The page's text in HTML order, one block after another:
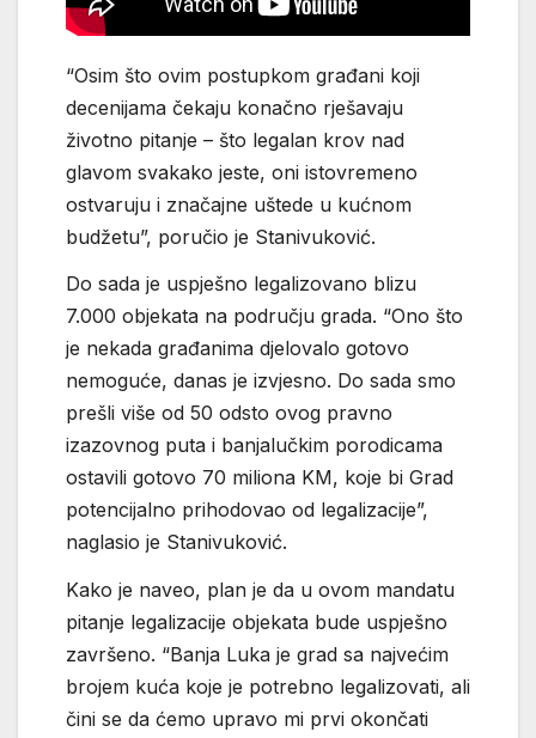
“Osim što ovim postupkom građani koji
decenijama čekaju konačno rješavaju
životno pitanje – što legalan krov nad
glavom svakako jeste, oni istovremeno
ostvaruju i značajne uštede u kućnom
budžetu”, poručio je Stanivuković.
Do sada je uspješno legalizovano blizu
7.000 objekata na području grada. “Ono što
je nekada građanima djelovalo gotovo
nemoguće, danas je izvjesno. Do sada smo
prešli više od 50 odsto ovog pravno
izazovnog puta i banjalučkim porodicama
ostavili gotovo 70 miliona KM, koje bi Grad
potencijalno prihodovao od legalizacije”,
naglasio je Stanivuković.
Kako je naveo, plan je da u ovom mandatu
pitanje legalizacije objekata bude uspješno
završeno. “Banja Luka je grad sa najvećim
brojem kuća koje je potrebno legalizovati, ali
čini se da ćemo upravo mi prvi okončati